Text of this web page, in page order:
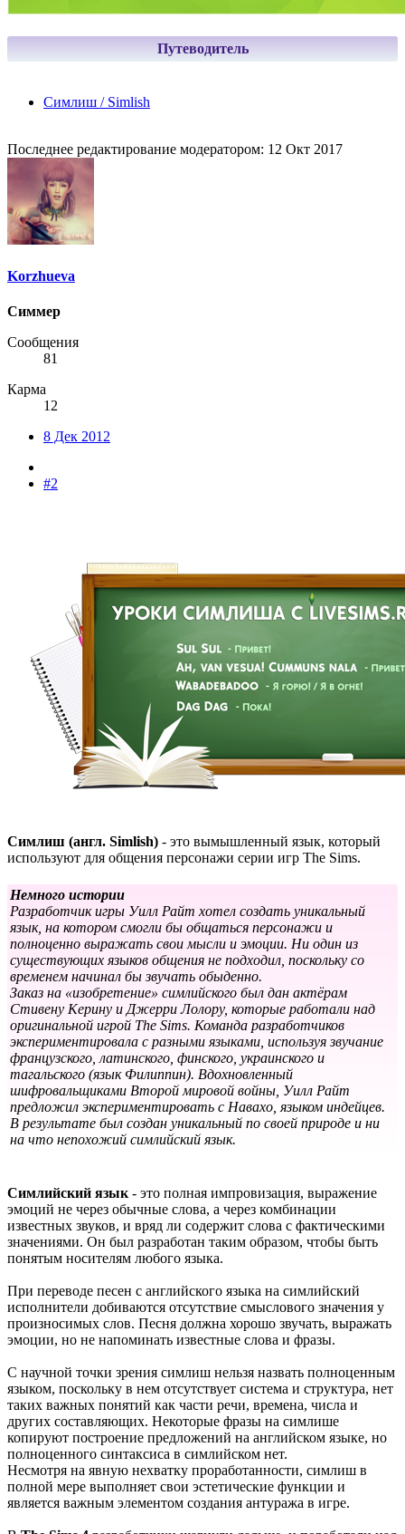
Путеводитель
Симлиш / Simlish
Последнее редактирование модератором: 12 Окт 2017
Korzhueva
Симмер
Сообщения
81
Карма
12
8 Дек 2012
#2
Симлиш (англ. Simlish) - это вымышленный язык, который
используют для общения персонажи серии игр The Sims.
Немного истории
Разработчик игры Уилл Райт хотел создать уникальный
язык, на котором смогли бы общаться персонажи и
полноценно выражать свои мысли и эмоции. Ни один из
существующих языков общения не подходил, поскольку со
временем начинал бы звучать обыденно.
Заказ на «изобретение» симлийского был дан актёрам
Стивену Керину и Джерри Лолору, которые работали над
оригинальной игрой The Sims. Команда разработчиков
экспериментировала с разными языками, используя звучание
французского, латинского, финского, украинского и
тагальского (язык Филиппин). Вдохновленный
шифровальщиками Второй мировой войны, Уилл Райт
предложил экспериментировать с Навахо, языком индейцев.
В результате был создан уникальный по своей природе и ни
на что непохожий симлийский язык.
Симлийский язык - это полная импровизация, выражение
эмоций не через обычные слова, а через комбинации
известных звуков, и вряд ли содержит слова с фактическими
значениями. Он был разработан таким образом, чтобы быть
понятым носителям любого языка.
При переводе песен с английского языка на симлийский
исполнители добиваются отсутствие смыслового значения у
произносимых слов. Песня должна хорошо звучать, выражать
эмоции, но не напоминать известные слова и фразы.
С научной точки зрения симлиш нельзя назвать полноценным
языком, поскольку в нем отсутствует система и структура, нет
таких важных понятий как части речи, времена, числа и
других составляющих. Некоторые фразы на симлише
копируют построение предложений на английском языке, но
полноценного синтаксиса в симлийском нет.
Несмотря на явную нехватку проработанности, симлиш в
полной мере выполняет свои эстетические функции и
является важным элементом создания антуража в игре.